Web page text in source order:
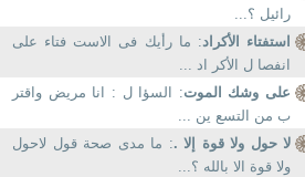
رائيل ؟...
استفتاء الأكراد: ما رأيك فى الاست فتاء على
انفصا ل الأكر اد ...
على وشك الموت: السؤا ل : انا مريض واقتر
ب من التسع ين ...
لا حول ولا قوة إلا .: ما مدى صحة قول لاحول
ولا قوة الا بالله ؟...